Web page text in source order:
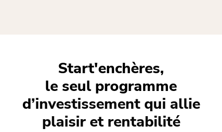
Start'enchères,
le seul programme
d’investissement qui allie
plaisir et rentabilité